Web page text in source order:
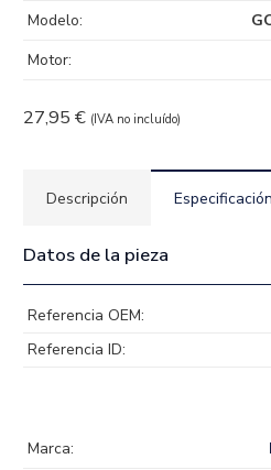
27,95 € (IVA no incluído)
Modelo:
Motor:
Descripción Especificación
Datos de la pieza
Referencia OEM:
Referencia ID:
Marca: